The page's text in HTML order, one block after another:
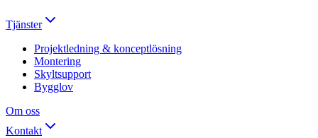
Tjänster
Projektledning & konceptlösning
Montering
Skyltsupport
Bygglov
Om oss
Kontakt